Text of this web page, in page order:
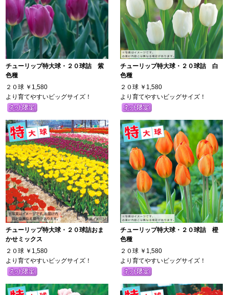
チューリップ特大球・２０球詰 紫
色種
２０球 ￥1,580
より育てやすいビッグサイズ！
チューリップ特大球・２０球詰 白
色種
２０球 ￥1,580
より育てやすいビッグサイズ！
チューリップ特大球・２０球詰おま
かせミックス
２０球 ￥1,580
より育てやすいビッグサイズ！
チューリップ特大球・２０球詰 橙
色種
２０球 ￥1,580
より育てやすいビッグサイズ！